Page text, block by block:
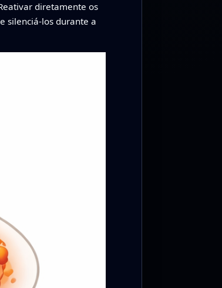
diretamente os
silenciá-los durante a